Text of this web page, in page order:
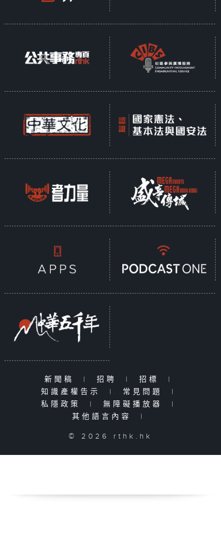
新聞稿 | 招聘 | 招標
|
知識產權告示
| 常見問題
|
私隱政策
| 無障礙播放器
|
其他語言內容
|
© 2026 rthk.hk